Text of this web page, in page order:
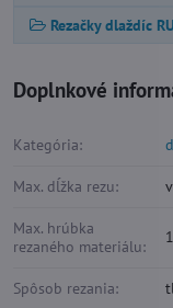
Rezačky dlaždíc
Doplnkové
Kategória:
Max. dĺžka rezu:
Max. hrúbka
rezaného materiálu:
Spôsob rezania: